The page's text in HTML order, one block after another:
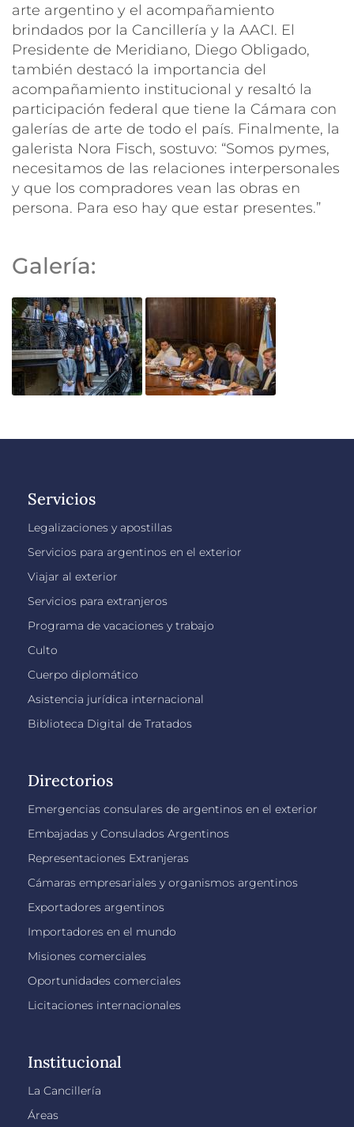
arte argentino y el acompañamiento
brindados por la Cancillería y la AACI. El
Presidente de Meridiano, Diego Obligado,
también destacó la importancia del
acompañamiento institucional y resaltó la
participación federal que tiene la Cámara con
galerías de arte de todo el país. Finalmente, la
galerista Nora Fisch, sostuvo: “Somos pymes,
necesitamos de las relaciones interpersonales
y que los compradores vean las obras en
persona. Para eso hay que estar presentes.”
Galería:
Servicios
Legalizaciones y apostillas
Servicios para argentinos en el exterior
Viajar al exterior
Servicios para extranjeros
Programa de vacaciones y trabajo
Culto
Cuerpo diplomático
Asistencia jurídica internacional
Biblioteca Digital de Tratados
Directorios
Emergencias consulares de argentinos en el exterior
Embajadas y Consulados Argentinos
Representaciones Extranjeras
Cámaras empresariales y organismos argentinos
Exportadores argentinos
Importadores en el mundo
Misiones comerciales
Oportunidades comerciales
Licitaciones internacionales
Institucional
La Cancillería
Áreas